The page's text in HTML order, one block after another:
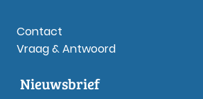
Contact
Vraag & Antwoord
Nieuwsbrief